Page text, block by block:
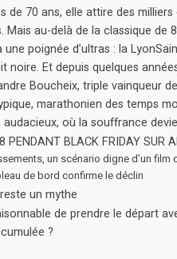
de 70 ans, elle attire des
Mais au-delà de la classique de
une poignée d’ultras : la
noire. Et depuis quelques
Boucheix, triple vainqueur
marathonien des temps
audacieux, où la souffrance
PENDANT BLACK FRIDAY SUR
un scénario digne d’un film
de bord confirme le déclin
un mythe
de prendre le départ
?